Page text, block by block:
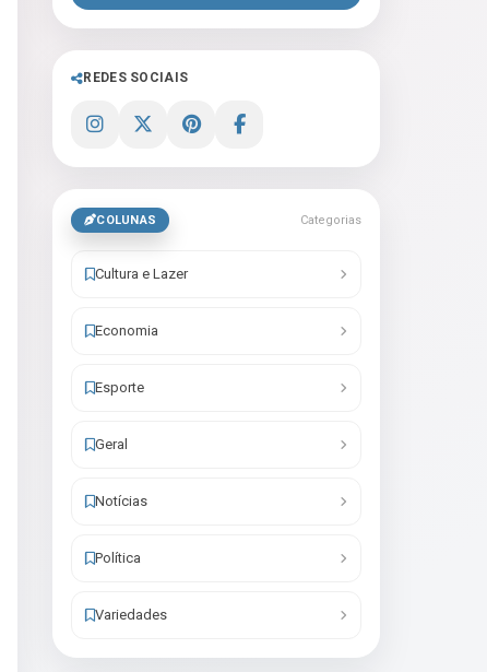
REDES SOCIAIS
COLUNAS Categorias
Cultura e Lazer
Economia
Esporte
Geral
Notícias
Política
Variedades